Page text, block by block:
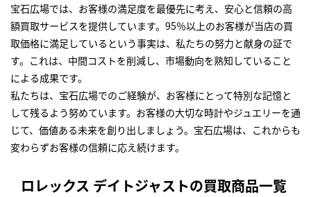
宝石広場では、お客様の満足度を最優先に考え、安心と信頼の高
額買取サービスを提供しています。95％以上のお客様が当店の買
取価格に満足しているという事実は、私たちの努力と献身の証で
す。これは、中間コストを削減し、市場動向を熟知していること
による成果です。
私たちは、宝石広場でのご経験が、お客様にとって特別な記憶と
して残るよう努めています。お客様の大切な時計やジュエリーを通
じて、価値ある未来を創り出しましょう。宝石広場は、これからも
変わらずお客様の信頼に応え続けます。
ロレックス デイトジャストの買取商品一覧